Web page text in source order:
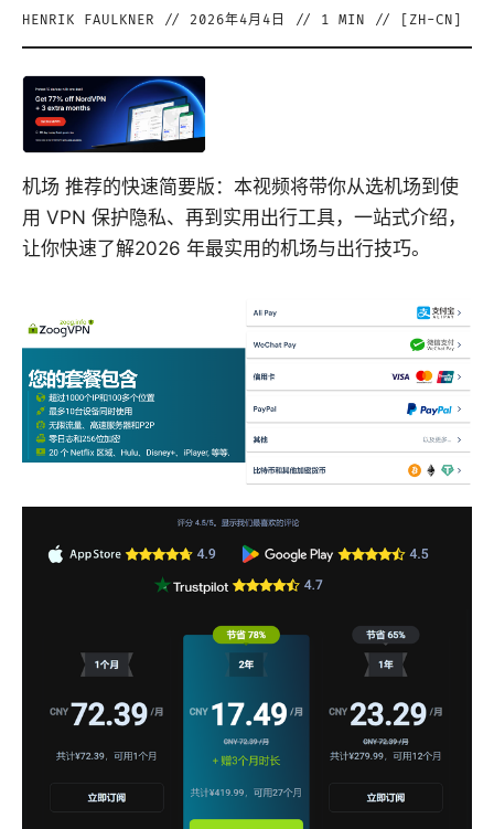
HENRIK FAULKNER // 2026年4月4日 // 1 MIN // [ ZH-CN
机场 推荐的快速简要版：本视频将带你从选机场到使
用 VPN 保护隐私、再到实用出行工具，一站式介绍，
让你快速了解2026 年最实用的机场与出行技巧。